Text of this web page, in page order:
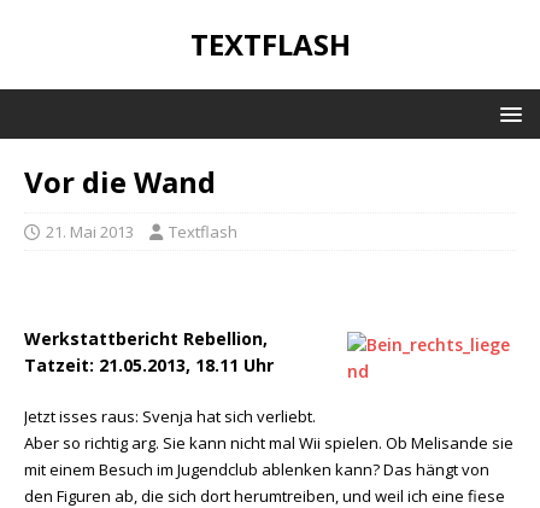
TEXTFLASH
Vor die Wand
21. Mai 2013 Textflash
Werkstattbericht Rebellion,
Tatzeit: 21.05.2013, 18.11 Uhr
Jetzt isses raus: Svenja hat sich verliebt.
Aber so richtig arg. Sie kann nicht mal Wii spielen. Ob Melisande sie
mit einem Besuch im Jugendclub ablenken kann? Das hängt von
den Figuren ab, die sich dort herumtreiben, und weil ich eine fiese